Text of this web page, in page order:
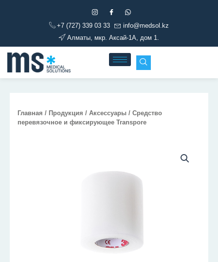
+7 (727) 339 03 33
info@medsol.kz
Алматы, мкр. Аксай-1А, дом 1.
Главная / Продукция / Аксессуары / Средство
перевязочное и фиксирующее Transpore